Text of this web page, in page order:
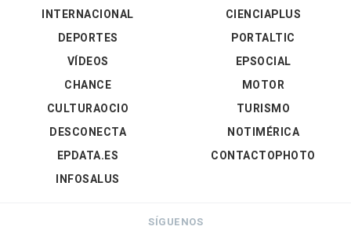
INTERNACIONAL
DEPORTES
VÍDEOS
CIENCIAPLUS
PORTALTIC
EPSOCIAL
CHANCE
CULTURAOCIO
DESCONECTA
EPDATA.ES
INFOSALUS
MOTOR
TURISMO
NOTIMÉRICA
CONTACTOPHOTO
SÍGUENOS